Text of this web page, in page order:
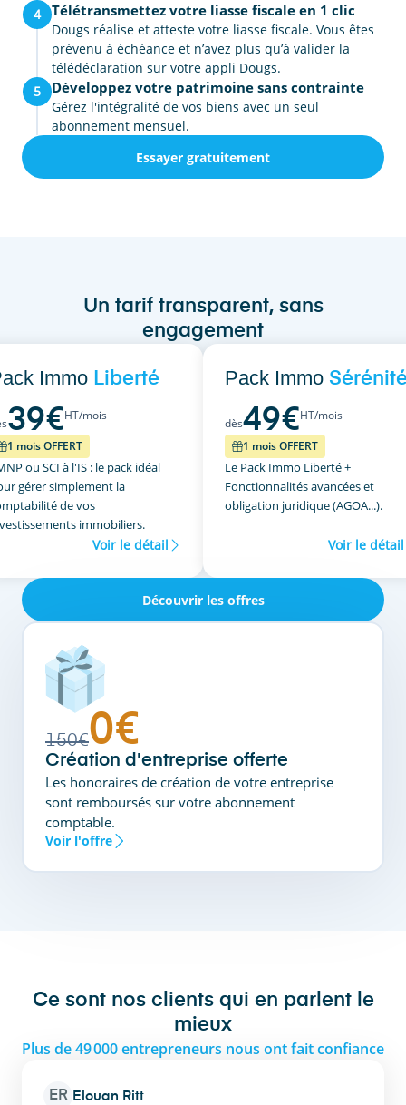
4
Télétransmettez votre liasse fiscale en 1 clic
Dougs réalise et atteste votre liasse fiscale. Vous êtes
prévenu à échéance et n’avez plus qu’à valider la
télédéclaration sur votre appli Dougs.
5
Développez votre patrimoine sans contrainte
Gérez l'intégralité de vos biens avec un seul
abonnement mensuel.
Essayer gratuitement
Un tarif transparent, sans
engagement
Immo Liberté
39€HT/mois
1 mois OFFERT
ou SCI à l'IS : le pack idéal
gérer simplement la
de vos
immobiliers.
Voir le détail
Pack Immo
dès49€HT/mois
1 mois OFFERT
Le Pack Immo Liberté +
Fonctionnalités avancées et
obligation juridique (AGOA...).
Voir le détail
Découvrir les offres
150€0€
Création d'entreprise offerte
Les honoraires de création de votre entreprise
sont remboursés sur votre abonnement
comptable.
Voir l'offre
Ce sont nos clients qui en parlent le
mieux
Plus de 49 000 entrepreneurs nous ont fait confiance
ER Elouan Ritt